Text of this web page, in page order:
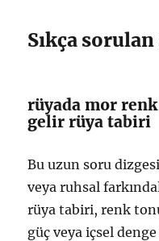
Sıkça
rüyada mor
gelir rüya tabiri
Bu uzun soru
veya ruhsal
rüya tabiri, renk
güç veya içsel